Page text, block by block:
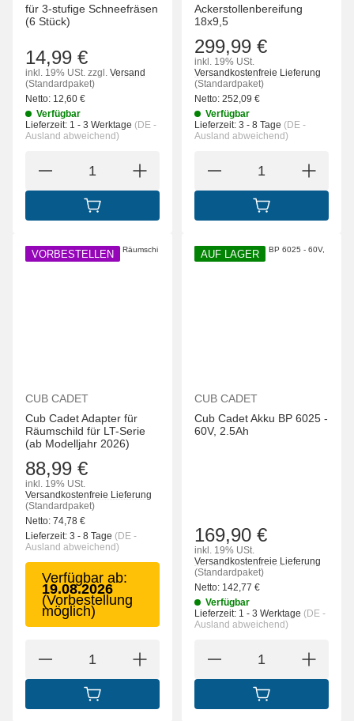
für 3-stufige Schneefräsen
(6 Stück)
14,99 €
inkl. 19% USt. zzgl. Versand
(Standardpaket)
Netto: 12,60 €
Verfügbar
Lieferzeit: 1 - 3 Werktage (DE -
Ausland abweichend)
IN DEN WARENKORB
Ackerstollenbereifung
18x9,5
299,99 €
inkl. 19% USt.
Versandkostenfreie Lieferung
(Standardpaket)
Netto: 252,09 €
Verfügbar
Lieferzeit: 3 - 8 Tage (DE -
Ausland abweichend)
IN DEN
VORBESTELLEN
CUB CADET
Cub Cadet Adapter für
Räumschild für LT-Serie
(ab Modelljahr 2026)
88,99 €
inkl. 19% USt.
Versandkostenfreie Lieferung
(Standardpaket)
Netto: 74,78 €
Lieferzeit: 3 - 8 Tage (DE -
Ausland abweichend)
Verfügbar ab:
19.08.2026
(Vorbestellung
möglich)
IN DEN WARENKORB
AUF LAGER
CUB CADET
Cub Cadet Akku BP 6025 -
60V, 2.5Ah
169,90 €
inkl. 19% USt.
Versandkostenfreie Lieferung
(Standardpaket)
Netto: 142,77 €
Verfügbar
Lieferzeit: 1 - 3 Werktage (DE -
Ausland abweichend)
IN DEN